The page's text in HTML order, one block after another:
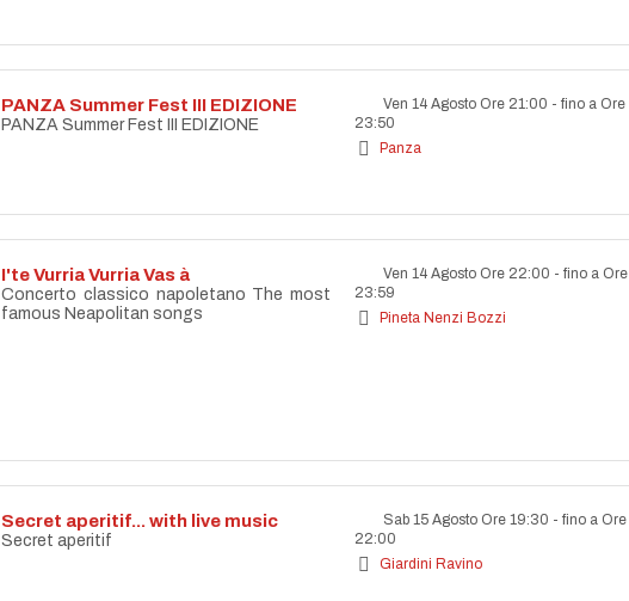
PANZA Summer Fest III EDIZIONE
PANZA Summer Fest III EDIZIONE
Ven 14 Agosto Ore 21:00 - fino a Ore
23:50
Panza
I'te Vurria Vurria Vas à
Concerto classico napoletano The most
famous Neapolitan songs
Ven 14 Agosto Ore 22:00 - fino a Ore
23:59
Pineta Nenzi Bozzi
Secret aperitif... with live music
Secret aperitif
Sab 15 Agosto Ore 19:30 - fino a Ore
22:00
Giardini Ravino